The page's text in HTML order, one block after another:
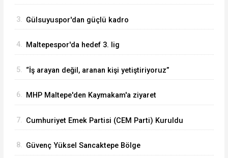
3. Gülsuyuspor'dan güçlü kadro
4. Maltepespor'da hedef 3. lig
5. “İş arayan değil, aranan kişi yetiştiriyoruz”
6. MHP Maltepe'den Kaymakam'a ziyaret
7. Cumhuriyet Emek Partisi (CEM Parti) Kuruldu
8. Güvenç Yüksel Sancaktepe Bölge